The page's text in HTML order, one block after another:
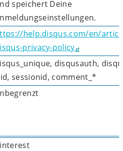
speichert Deine
help.disqus.com/en/
privacy-policy
disqusauth,
sessionid, comment_*